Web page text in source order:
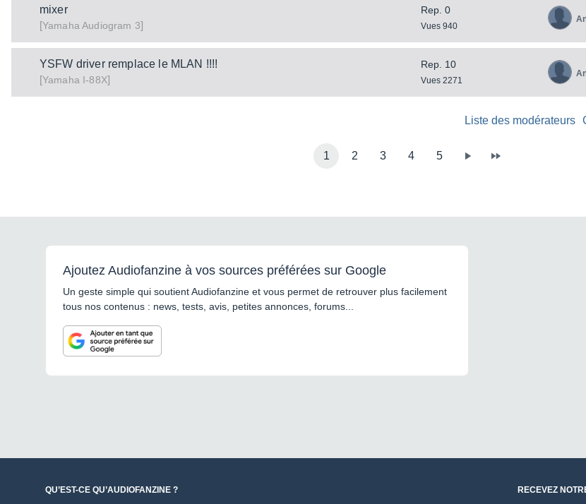
mixer
[Yamaha Audiogram 3]
Rep. 0
Vues 940
YSFW driver remplace le MLAN !!!!
[Yamaha I-88X]
Rep. 10
Vues 2271
Liste des modérateurs
1 2 3 4 5
Ajoutez Audiofanzine à vos sources préférées sur Google
Un geste simple qui soutient Audiofanzine et vous permet de retrouver plus facilement
tous nos contenus : news, tests, avis, petites annonces, forums...
QU’EST-CE QU’AUDIOFANZINE ? RECEVEZ